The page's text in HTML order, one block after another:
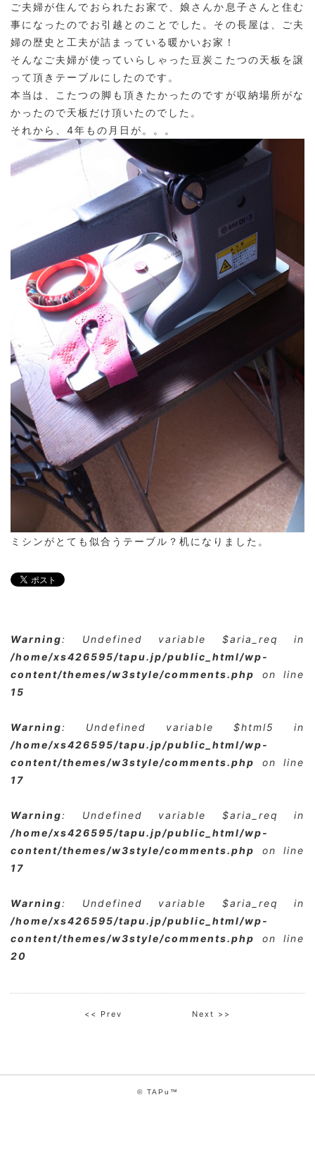
ご夫婦が住んでおられたお家で、娘さんか息子さんと住む
事になったのでお引越とのことでした。その長屋は、ご夫
婦の歴史と工夫が詰まっている暖かいお家！
そんなご夫婦が使っていらしゃった豆炭こたつの天板を譲
って頂きテーブルにしたのです。
本当は、こたつの脚も頂きたかったのですが収納場所がな
かったので天板だけ頂いたのでした。
それから、4年もの月日が。。。
ミシンがとても似合うテーブル？机になりました。
Warning: Undefined variable $aria_req in
/home/xs426595/tapu.jp/public_html/wp-
content/themes/w3style/comments.php
on line
15
Warning: Undefined variable $html5 in
/home/xs426595/tapu.jp/public_html/wp-
content/themes/w3style/comments.php
on line
17
Warning: Undefined variable $aria_req in
/home/xs426595/tapu.jp/public_html/wp-
content/themes/w3style/comments.php
on line
17
Warning: Undefined variable $aria_req in
/home/xs426595/tapu.jp/public_html/wp-
content/themes/w3style/comments.php
on line
20
<< Prev Next >>
© TAPu™